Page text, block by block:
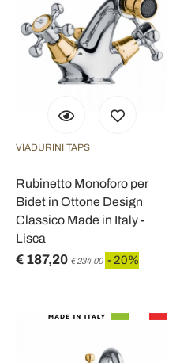
VIADURINI TAPS
Rubinetto Monoforo per
Bidet in Ottone Design
Classico Made in Italy -
Lisca
€ 187,20 € 234,00 - 20%